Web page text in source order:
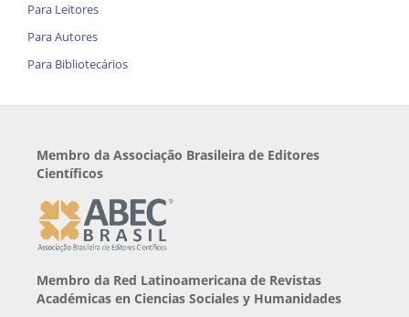
Para Leitores
Para Autores
Para Bibliotecários
Membro da Associação Brasileira de Editores
Científicos
Membro da Red Latinoamericana de Revistas
Académicas en Ciencias Sociales y Humanidades